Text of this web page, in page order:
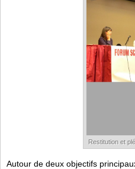
Restitution et
Autour de deux objectifs